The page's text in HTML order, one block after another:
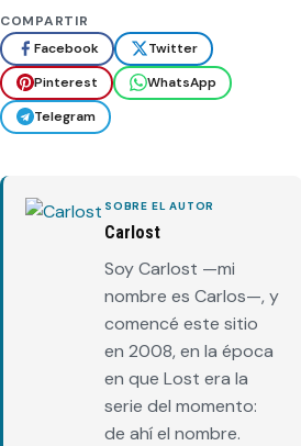
COMPARTIR
Facebook
Twitter
Pinterest
WhatsApp
Telegram
SOBRE EL AUTOR
Carlost
Soy Carlost —mi
nombre es Carlos—, y
comencé este sitio
en 2008, en la época
en que Lost era la
serie del momento:
de ahí el nombre.